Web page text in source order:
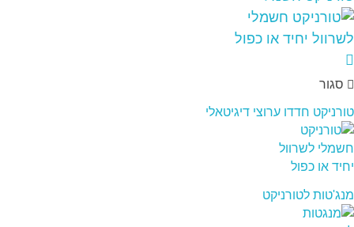
סגור
טורניקט חדדו ערוצי דיגיטאלי
מנג'טות לטורניקט